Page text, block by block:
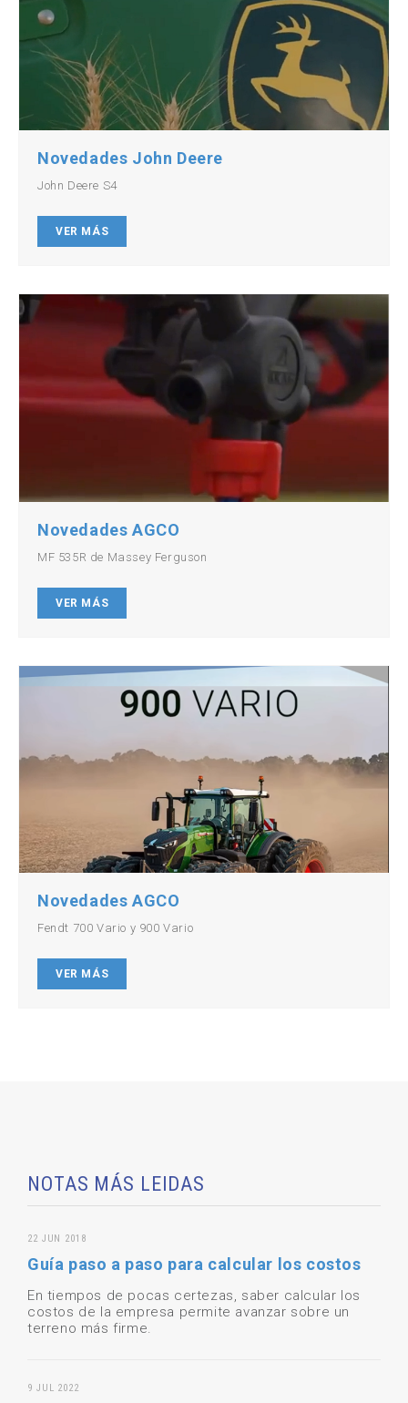
Novedades John Deere
John Deere S4
VER MÁS
Novedades AGCO
MF 535R de Massey Ferguson
VER MÁS
Novedades AGCO
Fendt 700 Vario y 900 Vario
VER MÁS
NOTAS MÁS LEIDAS
22 JUN 2018
Guía paso a paso para calcular los costos
En tiempos de pocas certezas, saber calcular los
costos de la empresa permite avanzar sobre un
terreno más firme.
9 JUL 2022